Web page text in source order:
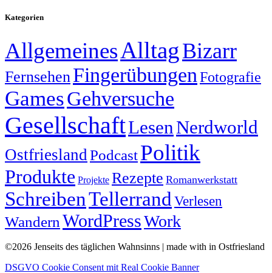
Kategorien
AllgemeinesAlltagBizarr
Fernsehen Fingerübungen Fotografie
GamesGehversuche
GesellschaftLesen Nerdworld
Ostfriesland PodcastPolitik
Produkte Projekte Rezepte Romanwerkstatt
SchreibenTellerrand Verlesen
Wandern WordPressWork
©2026 Jenseits des täglichen Wahnsinns | made with in Ostfriesland
DSGVO Cookie Consent mit Real Cookie Banner